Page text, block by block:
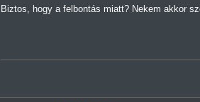
Biztos, hogy a felbontás miatt? Nekem akkor